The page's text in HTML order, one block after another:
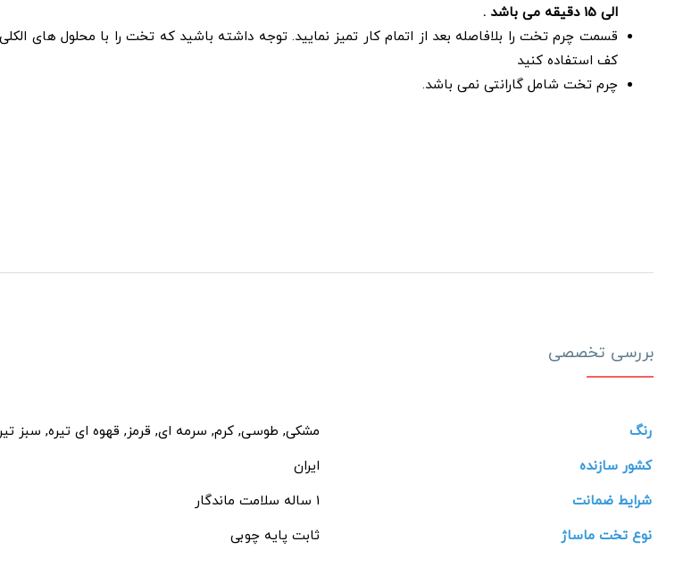
الی 15 دقیقه می باشد .
قسمت چرم تخت را بلافاصله بعد از اتمام کار تمیز نمایید. توجه داشته باشید که تخت را با محلول های
کف استفاده کنید
چرم تخت شامل گارانتی نمی باشد.
بررسی تخصصی
رنگ
مشکی, طوسی, کرم, سرمه ای, قرمز, قهوه ای تیره, سبز
کشور سازنده
ایران
شرایط ضمانت
1 ساله سلامت ماندگار
نوع تخت ماساژ
ثابت پایه چوبی